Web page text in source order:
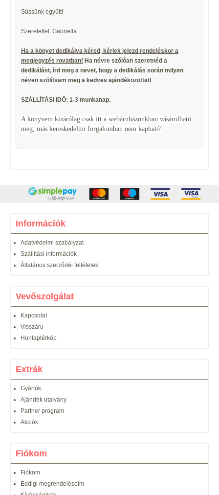
Süssünk együtt!
Szeretettel: Gabriella
Ha a könyet dedikálva kéred, kérlek jelezd rendeléskor a
megjegyzés rovatban! Ha névre szólóan szeretnéd a
dedikálást, írd meg a nevet, hogy a dedikálás során milyen
néven szólítsam meg a kedves ajándékozottat!
SZÁLLÍTÁSI IDŐ: 1-3 munkanap.
A könyvem kizárólag csak itt a webáruházunkban vásárolható
meg, más kereskedelmi forgalomban nem kapható!
Információk
Adatvédelmi szabályzat
Szállítási információk
Általános szerződéi feltételek
Vevőszolgálat
Kapcsolat
Visszáru
Honlaptérkép
Extrák
Gyártók
Ajándék utalvány
Partner program
Akciók
Fiókom
Fiókom
Eddigi megrendeléseim